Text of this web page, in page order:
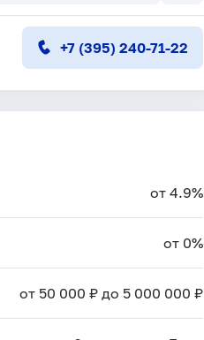
+7 (395) 240-71-22
от 4.9%
от 0%
от 50 000 ₽ до 5 000 000 ₽